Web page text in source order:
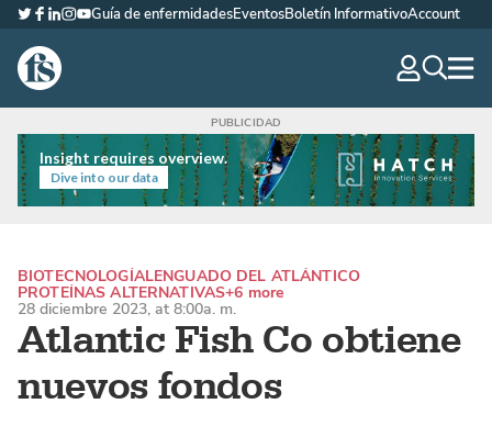
The Fish Site Española
Twitter
Facebook
LinkedIn
Instagram
YouTube
Guía de enfermidadesEventosBoletín InformativoAccount
Atlantic Fish Co obtiene
nuevos fondos
BIOTECNOLOGÍALENGUADO DEL ATLÁNTICO
PROTEÍNAS ALTERNATIVAS+6 more
28 diciembre 2023, at 8:00a. m.
Insight requires overview.
Dive into our data